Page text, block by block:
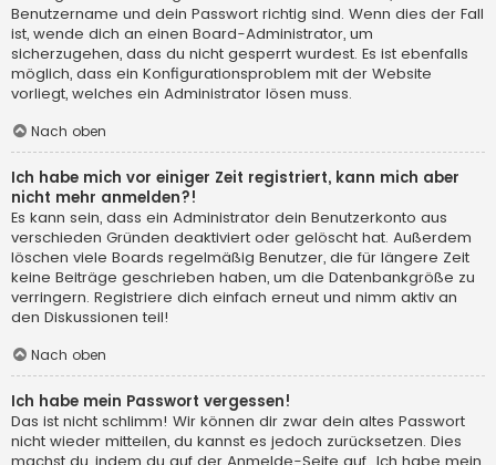
Benutzername und dein Passwort richtig sind. Wenn dies der Fall
ist, wende dich an einen Board-Administrator, um
sicherzugehen, dass du nicht gesperrt wurdest. Es ist ebenfalls
möglich, dass ein Konfigurationsproblem mit der Website
vorliegt, welches ein Administrator lösen muss.
Nach oben
Ich habe mich vor einiger Zeit registriert, kann mich aber
nicht mehr anmelden?!
Es kann sein, dass ein Administrator dein Benutzerkonto aus
verschieden Gründen deaktiviert oder gelöscht hat. Außerdem
löschen viele Boards regelmäßig Benutzer, die für längere Zeit
keine Beiträge geschrieben haben, um die Datenbankgröße zu
verringern. Registriere dich einfach erneut und nimm aktiv an
den Diskussionen teil!
Nach oben
Ich habe mein Passwort vergessen!
Das ist nicht schlimm! Wir können dir zwar dein altes Passwort
nicht wieder mitteilen, du kannst es jedoch zurücksetzen. Dies